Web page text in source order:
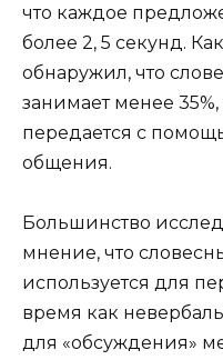
что каждое
более 2, 5 секунд.
обнаружил, что
занимает менее
передается с
общения.
Большинство
мнение, что
используется для
время как
для «обсуждения»